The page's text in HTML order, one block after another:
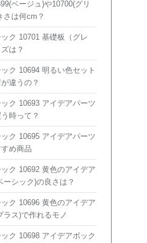
ベージュ)や10700(グリ
さは何cm？
ク 10701 基礎板（グレ
は？
ク 10694 明るい色セット
違うの？
ク 10693 アイデアパーツ
時って？
ク 10695 アイデアパーツ
め商品
ク 10692 黄色のアイデア
ーシック)の良さは？
ク 10696 黄色のアイデア
ラス)で作れるモノ
ク 10698 アイデアボック